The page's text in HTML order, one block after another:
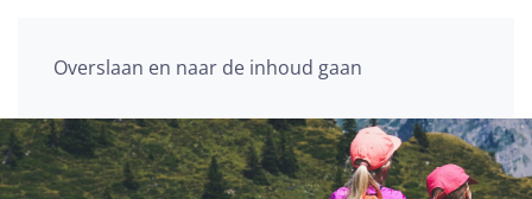
Overslaan en naar de inhoud gaan